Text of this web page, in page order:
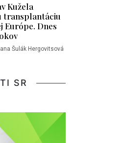
Kužela
transplantáciu
Európe. Dnes
Šulák Hergovitsová
SR